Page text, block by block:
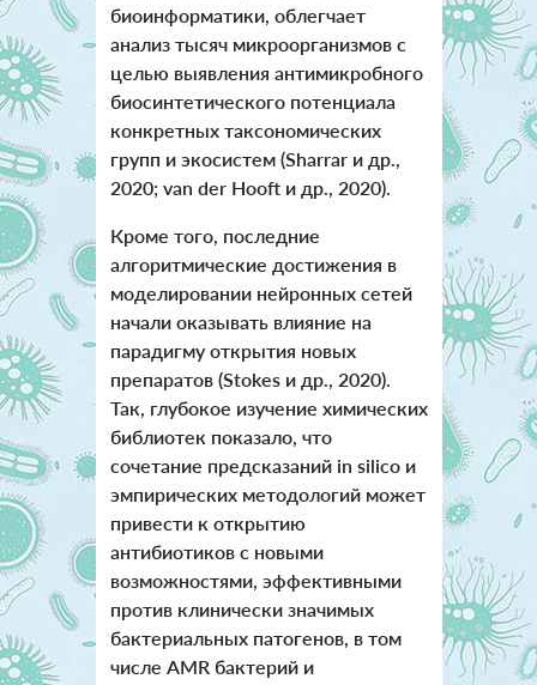
биоинформатики, облегчает
анализ тысяч микроорганизмов с
целью выявления антимикробного
биосинтетического потенциала
конкретных таксономических
групп и экосистем (Sharrar и др.,
2020; van der Hooft и др., 2020).
Кроме того, последние
алгоритмические достижения в
моделировании нейронных сетей
начали оказывать влияние на
парадигму открытия новых
препаратов (Stokes и др., 2020).
Так, глубокое изучение химических
библиотек показало, что
сочетание предсказаний in silico и
эмпирических методологий может
привести к открытию
антибиотиков с новыми
возможностями, эффективными
против клинически значимых
бактериальных патогенов, в том
числе AMR бактерий и